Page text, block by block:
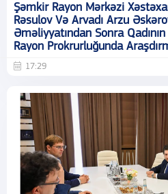
Şəmkir Rayon Mərkəzi
Rəsulov Və Arvadı Arzu
Əməliyyatından Sonra
Rayon Prokrurluğunda
17:29